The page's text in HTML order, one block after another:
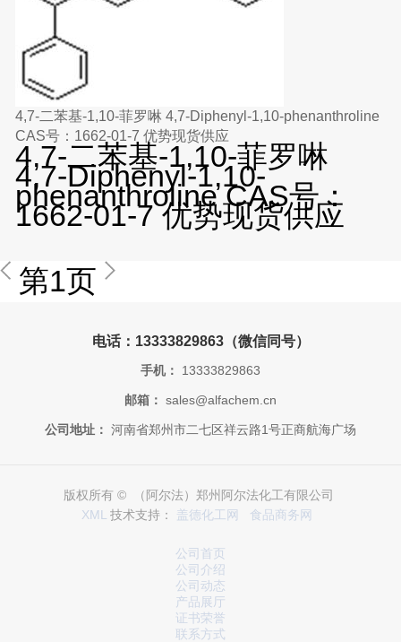
4,7-二苯基-1,10-菲罗啉 4,7-Diphenyl-1,10-phenanthroline
CAS号：1662-01-7 优势现货供应
4,7-二苯基-1,10-菲罗啉
4,7-Diphenyl-1,10-
phenanthroline CAS号：
1662-01-7 优势现货供应
第1页
电话：13333829863（微信同号）
手机： 13333829863
邮箱： sales@alfachem.cn
公司地址： 河南省郑州市二七区祥云路1号正商航海广场
版权所有 © （阿尔法）郑州阿尔法化工有限公司
XML 技术支持： 盖德化工网 食品商务网
公司首页
公司介绍
公司动态
产品展厅
证书荣誉
联系方式